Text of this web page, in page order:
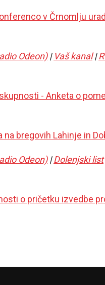
v Črnomlju
Odeon)| Vaš kanal|
- Anketa o
na bregovih Lahinje in
Odeon)|Dolenjski list
o pričetku izvedbe